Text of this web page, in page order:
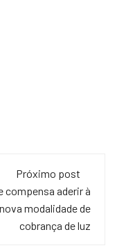
Próximo post
compensa aderir à
nova modalidade de
cobrança de luz